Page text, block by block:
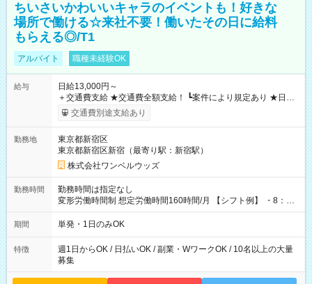
ちいさいかわいいキャラのイベントも！好きな
場所で働ける☆来社不要！働いたその日に給料
もらえる◎/T1
アルバイト 職種未経験OK
給与
日給13,000円～
＋交通費支給 ★交通費全額支給！ ┗案件により規定あり ★日払
いOK！（規定あり） ┗働いたその日に現金GET♪ お仕事後はコ
ンビニATMから 日払い分を引き落とせます！ 【試用期間】試
交通費別途支給あり
勤務地
東京都新宿区
東京都新宿区新宿（最寄り駅：新宿駅）
株式会社ワンベルウッズ
勤務時間
勤務時間は指定なし
変形労働時間制 想定労働時間160時間/月 【シフト例】 ・8：00
～21：00
期間 単発・1日のみOK
特徴
週1日からOK / 日払いOK / 副業・WワークOK / 10名以上の大量
募集